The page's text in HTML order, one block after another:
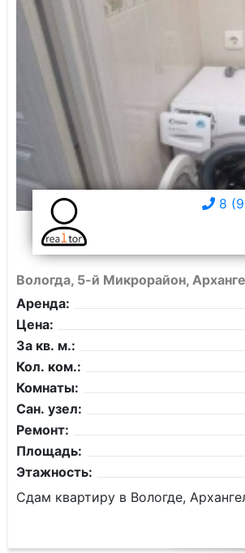
8
Вологда, 5-й Микрорайон,
Аренда:
Цена:
За кв. м.:
Кол. ком.:
Комнаты:
Сан. узел:
Ремонт:
Площадь:
Этажность:
Сдам квартиру в Вологде,